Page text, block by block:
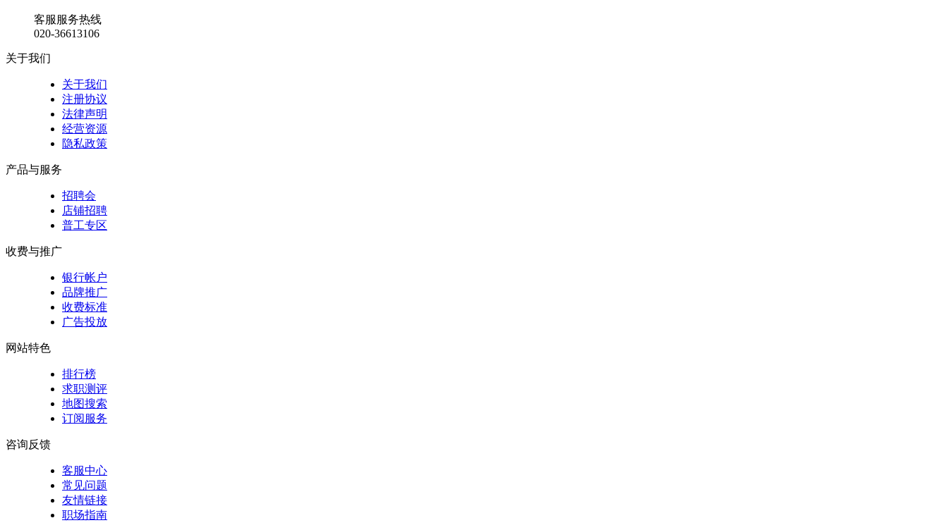
客服服务热线
020-36613106
关于我们
关于我们
注册协议
法律声明
经营资源
隐私政策
产品与服务
招聘会
店铺招聘
普工专区
收费与推广
银行帐户
品牌推广
收费标准
广告投放
网站特色
排行榜
求职测评
地图搜索
订阅服务
咨询反馈
客服中心
常见问题
友情链接
职场指南